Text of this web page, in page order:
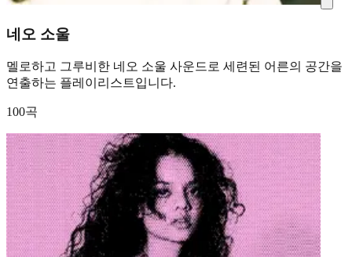
네오 소울
멜로하고 그루비한 네오 소울 사운드로 세련된 어른의 공간을
연출하는 플레이리스트입니다.
100곡